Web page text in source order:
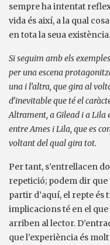
sempre ha intentat
vida és així, a la qual
en tota la seua existència.
Si seguim amb els
per una escena
una i l’altra, que gira al
d’inevitable que té el
Altrament, a Gilead i a Lila
entre Ames i Lila, que es
voltant del qual gira tot.
Per tant, s’entrellacen
repetició; podem dir que
partir d’aquí, el repte és
implicacions té en el
arriben al lector.
que l’experiència és